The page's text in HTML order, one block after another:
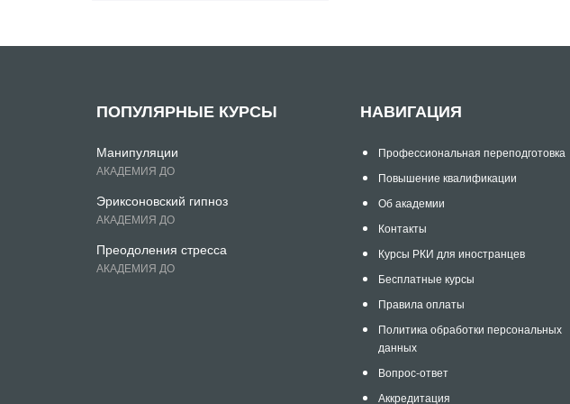
ПОПУЛЯРНЫЕ КУРСЫ
Манипуляции
АКАДЕМИЯ ДО
Эриксоновский гипноз
АКАДЕМИЯ ДО
Преодоления стресса
АКАДЕМИЯ ДО
НАВИГАЦИЯ
Профессиональная переподготовка
Повышение квалификации
Об академии
Контакты
Курсы РКИ для иностранцев
Бесплатные курсы
Правила оплаты
Политика обработки персональных
данных
Вопрос-ответ
Аккредитация